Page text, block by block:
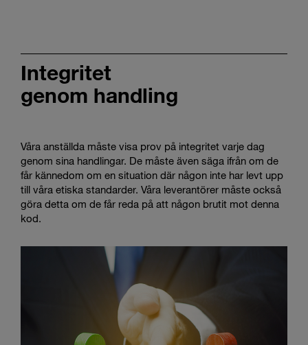
Integritet
genom handling
Våra anställda måste visa prov på integritet varje dag
genom sina handlingar. De måste även säga ifrån om de
får kännedom om en situation där någon inte har levt upp
till våra etiska standarder. Våra leverantörer måste också
göra detta om de får reda på att någon brutit mot denna
kod.